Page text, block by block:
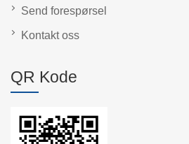
Send forespørsel
Kontakt oss
QR Kode